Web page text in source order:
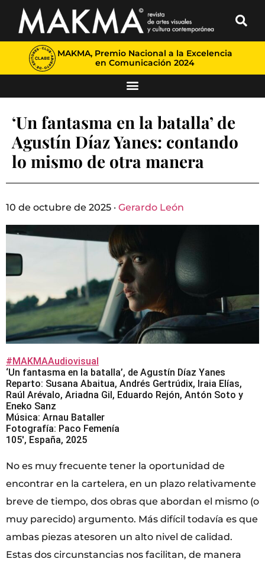
MAKMA, Premio Nacional a la Excelencia
en Comunicación 2024
‘Un fantasma en la batalla’ de
Agustín Díaz Yanes: contando
lo mismo de otra manera
10 de octubre de 2025 · Gerardo León
#MAKMAAudiovisual
‘Un fantasma en la batalla’, de Agustín Díaz Yanes
Reparto: Susana Abaitua, Andrés Gertrúdix, Iraia Elías,
Raúl Arévalo, Ariadna Gil, Eduardo Rejón, Antón Soto y
Eneko Sanz
Música: Arnau Bataller
Fotografía: Paco Femenía
105′, España, 2025
No es muy frecuente tener la oportunidad de
encontrar en la cartelera, en un plazo relativamente
breve de tiempo, dos obras que abordan el mismo (o
muy parecido) argumento. Más difícil todavía es que
ambas piezas atesoren un alto nivel de calidad.
Estas dos circunstancias nos facilitan, de manera